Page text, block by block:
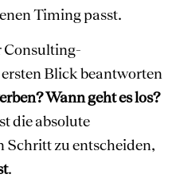
Timing passt.
Consulting-
Blick beantworten
Wann geht es los?
die absolute
Schritt zu entscheiden,
.